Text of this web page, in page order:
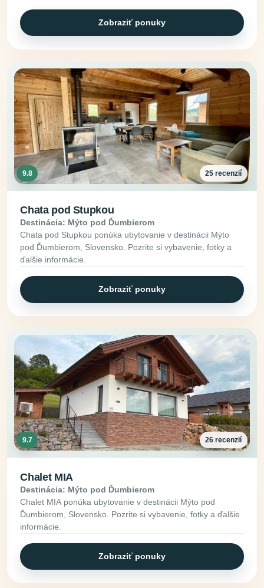
Zobraziť ponuky
9.8 25 recenzií
Chata pod Stupkou
Destinácia: Mýto pod Ďumbierom
Chata pod Stupkou ponúka ubytovanie v destinácii Mýto
pod Ďumbierom, Slovensko. Pozrite si vybavenie, fotky a
ďalšie informácie.
Zobraziť ponuky
9.7 26 recenzií
Chalet MIA
Destinácia: Mýto pod Ďumbierom
Chalet MIA ponúka ubytovanie v destinácii Mýto pod
Ďumbierom, Slovensko. Pozrite si vybavenie, fotky a ďalšie
informácie.
Zobraziť ponuky